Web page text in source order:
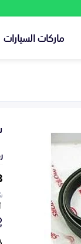
ماركات السيارات